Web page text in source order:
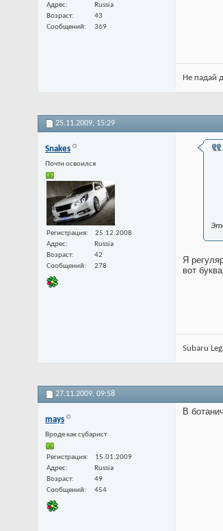
Адрес
Russia
Возраст
43
Сообщений
369
Не падай
25.11.2009, 15:29
Snakes
Почти освоился
Регистрация
25.12.2008
Адрес
Russia
Возраст
42
Сообщений
278
Я
вот
Subaru
27.11.2009, 09:58
mays
Вроде как субарист
Регистрация
15.01.2009
Адрес
Russia
Возраст
49
Сообщений
454
В